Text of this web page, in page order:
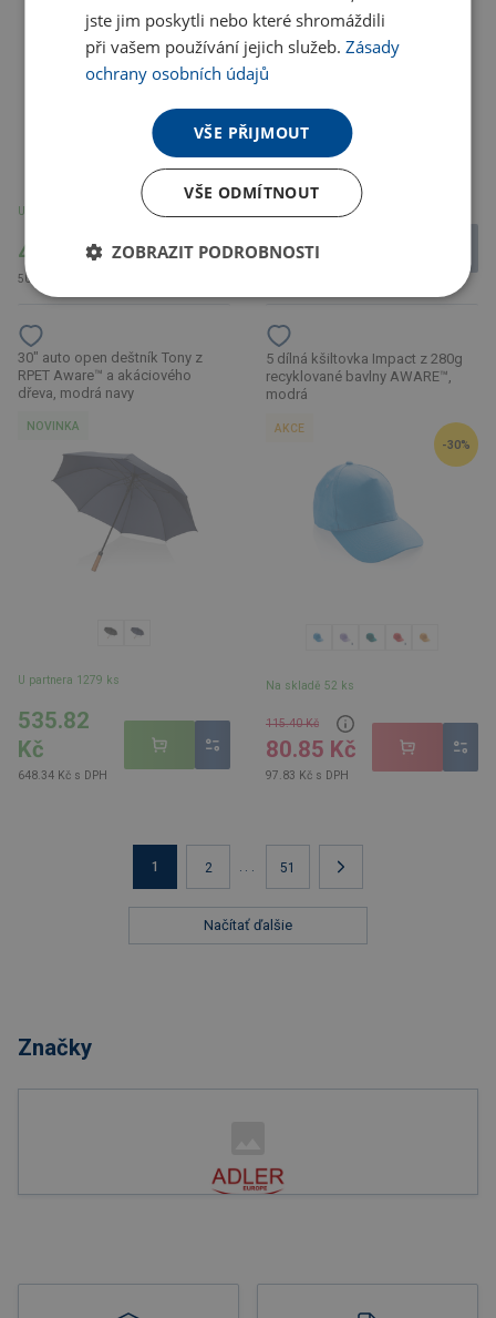
U partnera 12 ks
416.01 Kč
503.37 Kč s DPH
595.60
Kč
30" auto open deštník Tony z
RPET Aware™ a akáciového
dřeva, modrá navy
NOVINKA
U partnera 1279 ks
535.82
Kč
648.34 Kč s DPH
5 dílná kšiltovka Impact z 280g
recyklované bavlny AWARE™,
modrá
AKCE
-30%
Na skladě 52 ks
115.40 Kč
80.85 Kč
97.83 Kč s DPH
Načítať ďalšie
1 2 ... 51
Značky
jste jim poskytli nebo které shromáždili
při vašem používání jejich služeb.Zásady
ochrany osobních údajů
VŠE PŘIJMOUT
VŠE ODMÍTNOUT
ZOBRAZIT PODROBNOSTI